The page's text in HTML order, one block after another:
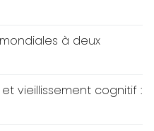
à deux
vieillissement cognitif :